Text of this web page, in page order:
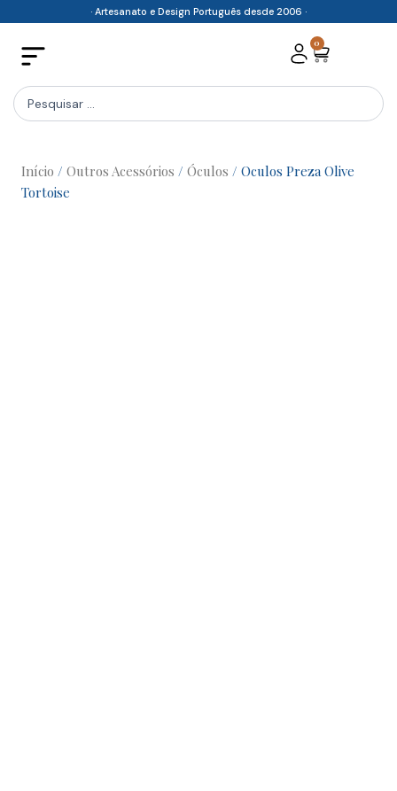
content
· Artesanato e Design Português desde 2006 ·
0
Cart
Search
...
Início / Outros Acessórios / Óculos / Oculos Preza Olive
Tortoise